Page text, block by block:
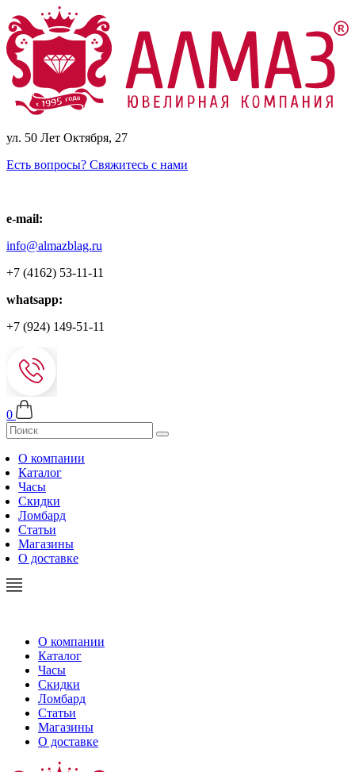
ул. 50 Лет Октября, 27
Есть вопросы? Свяжитесь с нами
e-mail:
info@almazblag.ru
+7 (4162) 53-11-11
whatsapp:
+7 (924) 149-51-11
0
О компании
Каталог
Часы
Скидки
Ломбард
Статьи
Магазины
О доставке
О компании
Каталог
Часы
Скидки
Ломбард
Статьи
Магазины
О доставке